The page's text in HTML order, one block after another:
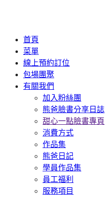
首頁
菜單
線上預約訂位
包場團聚
有關我們
加入粉絲團
熊爸臉書分享日誌
甜心一點臉書專頁
消費方式
作品集
熊爸日記
學員作品集
員工福利
服務項目